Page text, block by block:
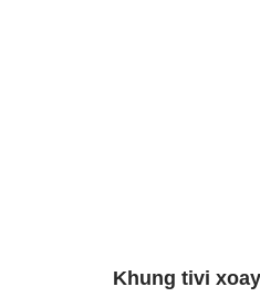
Khung tivi